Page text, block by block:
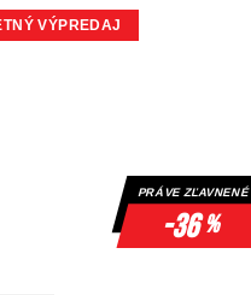
VÝPREDAJ
PRÁVE ZĽAVNENÉ
-36%